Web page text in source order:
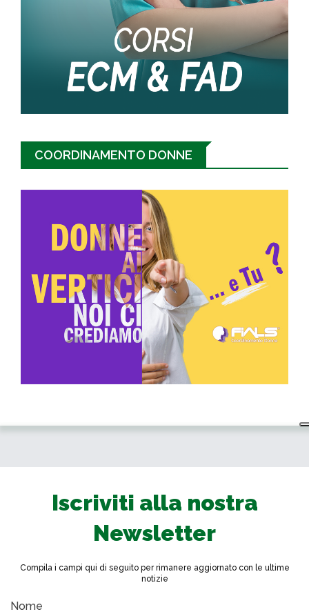
COORDINAMENTO DONNE
Iscriviti alla nostra
Newsletter
Compila i campi qui di seguito per rimanere aggiornato con le ultime
notizie
Nome